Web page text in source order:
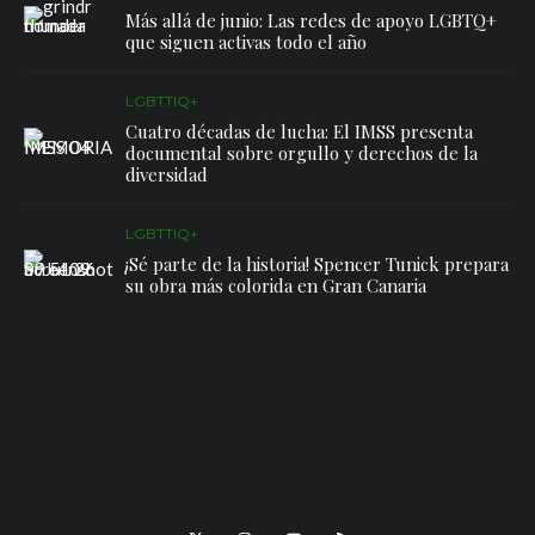
Más allá de junio: Las redes de apoyo LGBTQ+
que siguen activas todo el año
LGBTTIQ+
Cuatro décadas de lucha: El IMSS presenta
documental sobre orgullo y derechos de la
diversidad
LGBTTIQ+
¡Sé parte de la historia! Spencer Tunick prepara
su obra más colorida en Gran Canaria